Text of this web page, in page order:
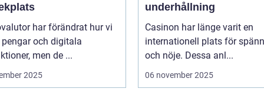
har förändrat hur vi
pengar och digitala
men de ...
2025
underhållning
Casinon har länge varit en
internationell plats för
och nöje. Dessa anl...
06 november 2025